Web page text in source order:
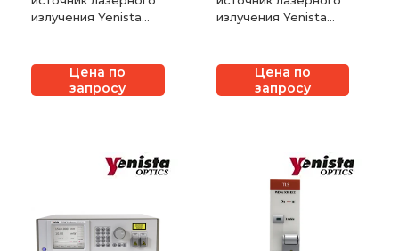
излучения Yenista
Цена по
запросу
излучения Yenista
Цена по
запросу